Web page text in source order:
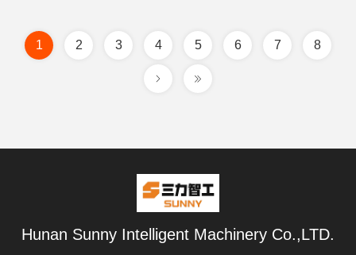
1 2 3 4 5 6 7 8
Hunan Sunny Intelligent Machinery Co.,LTD.